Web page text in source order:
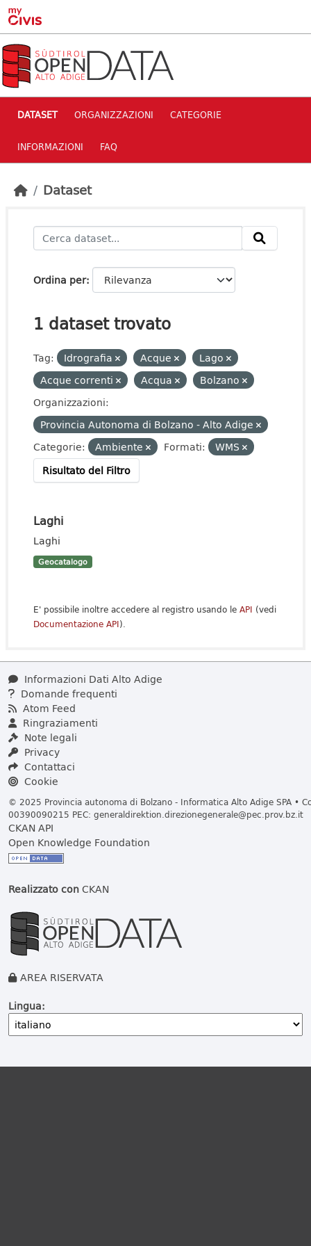
Skip to main content
DATASET ORGANIZZAZIONI CATEGORIE
INFORMAZIONI FAQ
Dataset
Ordina per
1 dataset trovato
Tag: Idrografia Acque
Lago
Acque correnti
Acqua
Bolzano
Organizzazioni:
Provincia Autonoma di Bolzano - Alto Adige
Categorie:
Ambiente Formati:
WMS
Risultato del Filtro
Laghi
Laghi
Geocatalogo
E' possibile inoltre accedere al registro usando le API (vedi
Documentazione API).
Informazioni Dati Alto Adige
Domande frequenti
Atom Feed
Ringraziamenti
Note legali
Privacy
Contattaci
Cookie
© 2025 Provincia autonoma di Bolzano - Informatica Alto Adige SPA •
00390090215 PEC: generaldirektion.direzionegenerale@pec.prov.bz.it
CKAN API
Open Knowledge Foundation
Realizzato conCKAN
AREA RISERVATA
Lingua